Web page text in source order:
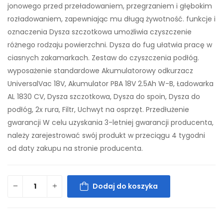
jonowego przed przeładowaniem, przegrzaniem i głębokim
rozładowaniem, zapewniając mu długą żywotność. funkcje i
oznaczenia Dysza szczotkowa umożliwia czyszczenie
różnego rodzaju powierzchni. Dysza do fug ułatwia pracę w
ciasnych zakamarkach. Zestaw do czyszczenia podłóg.
wyposażenie standardowe Akumulatorowy odkurzacz
UniversalVac 18V, Akumulator PBA 18V 2.5Ah W-B, Ładowarka
AL 1830 CV, Dysza szczotkowa, Dysza do spoin, Dysza do
podłóg, 2x rura, Filtr, Uchwyt na osprzęt. Przedłużenie
gwarancji W celu uzyskania 3-letniej gwarancji producenta,
należy zarejestrować swój produkt w przeciągu 4 tygodni
od daty zakupu na stronie producenta.
Dodaj do koszyka